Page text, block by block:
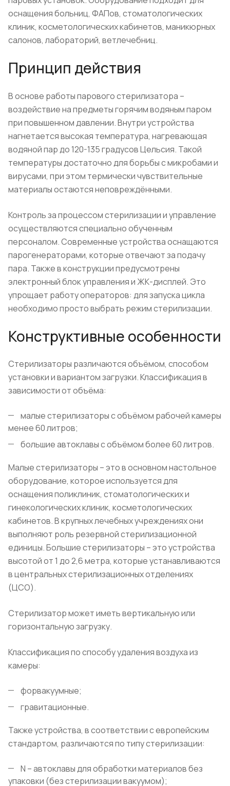
оснащения больниц, ФАПов, стоматологических
клиник, косметологических кабинетов, маникюрных
салонов, лабораторий, ветлечебниц.
Принцип действия
В основе работы парового стерилизатора –
воздействие на предметы горячим водяным паром
при повышенном давлении. Внутри устройства
нагнетается высокая температура, нагревающая
водяной пар до 120-135 градусов Цельсия. Такой
температуры достаточно для борьбы с микробами и
вирусами, при этом термически чувствительные
материалы остаются неповреждёнными.
Контроль за процессом стерилизации и управление
осуществляются специально обученным
персоналом. Современные устройства оснащаются
парогенераторами, которые отвечают за подачу
пара. Также в конструкции предусмотрены
электронный блок управления и ЖК-дисплей. Это
упрощает работу операторов: для запуска цикла
необходимо просто выбрать режим стерилизации.
Конструктивные особенности
Стерилизаторы различаются объёмом, способом
установки и вариантом загрузки. Классификация в
зависимости от объёма:
малые стерилизаторы с объёмом рабочей камеры
менее 60 литров;
большие автоклавы с объёмом более 60 литров.
Малые стерилизаторы – это в основном настольное
оборудование, которое используется для
оснащения поликлиник, стоматологических и
гинекологических клиник, косметологических
кабинетов. В крупных лечебных учреждениях они
выполняют роль резервной стерилизационной
единицы. Большие стерилизаторы – это устройства
высотой от 1 до 2,6 метра, которые устанавливаются
в центральных стерилизационных отделениях
(ЦСО).
Стерилизатор может иметь вертикальную или
горизонтальную загрузку.
Классификация по способу удаления воздуха из
камеры:
форвакуумные;
гравитационные.
Также устройства, в соответствии с европейским
стандартом, различаются по типу стерилизации:
N – автоклавы для обработки материалов без
упаковки (без стерилизации вакуумом);